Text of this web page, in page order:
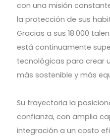
con una misión
la protección de sus
Gracias a sus 18.000
está continuamente
tecnológicas para crear
más sostenible y más
Su trayectoria la
confianza, con amplia
integración a un costo